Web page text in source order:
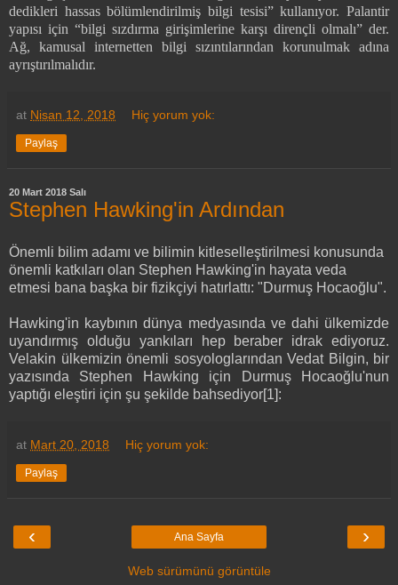
dedikleri hassas bölümlendirilmiş bilgi tesisi” kullanıyor. Palantir
yapısı için “bilgi sızdırma girişimlerine karşı dirençli olmalı” der.
Ağ, kamusal internetten bilgi sızıntılarından korunulmak adına
ayrıştırılmalıdır.
at Nisan 12, 2018 Hiç yorum yok:
Paylaş
20 Mart 2018 Salı
Stephen Hawking'in Ardından
Önemli bilim adamı ve bilimin kitleselleştirilmesi konusunda
önemli katkıları olan Stephen Hawking'in hayata veda
etmesi bana başka bir fizikçiyi hatırlattı: "Durmuş Hocaoğlu".
Hawking'in kaybının dünya medyasında ve dahi ülkemizde
uyandırmış olduğu yankıları hep beraber idrak ediyoruz.
Velakin ülkemizin önemli sosyologlarından Vedat Bilgin, bir
yazısında Stephen Hawking için Durmuş Hocaoğlu'nun
yaptığı eleştiri için şu şekilde bahsediyor[1]:
at Mart 20, 2018 Hiç yorum yok:
Paylaş
‹ ›
Ana Sayfa
Web sürümünü görüntüle